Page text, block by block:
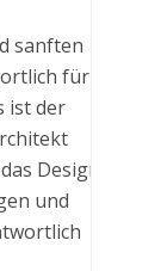
sanften
für
ist der
Design
und